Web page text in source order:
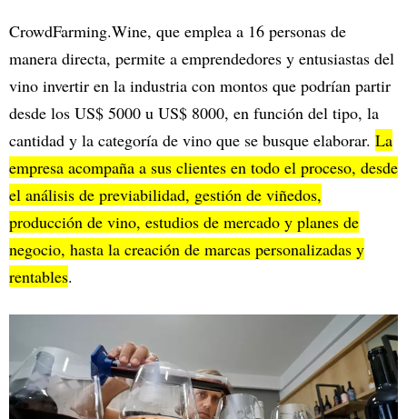
CrowdFarming.Wine, que emplea a 16 personas de
manera directa, permite a emprendedores y entusiastas del
vino invertir en la industria con montos que podrían partir
desde los US$ 5000 u US$ 8000, en función del tipo, la
cantidad y la categoría de vino que se busque elaborar. La
empresa acompaña a sus clientes en todo el proceso, desde
el análisis de previabilidad, gestión de viñedos,
producción de vino, estudios de mercado y planes de
negocio, hasta la creación de marcas personalizadas y
rentables.